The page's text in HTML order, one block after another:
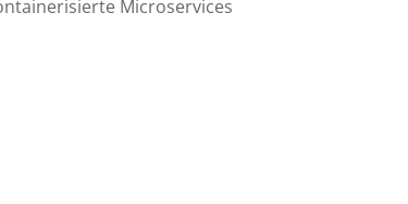
Microservices